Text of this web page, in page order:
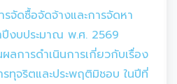
รจัดซื้อจัดจ้างและการจัดหา
งบประมาณ พ.ศ. 2569
ลการดำเนินการเกี่ยวกับเรื่อง
รทุจริตและประพฤติมิชอบ ในปีที่